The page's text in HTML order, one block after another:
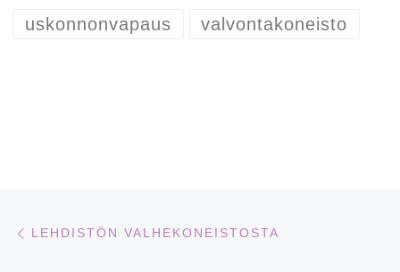
uskonnonvapaus valvontakoneisto
LEHDISTÖN VALHEKONEISTOSTA